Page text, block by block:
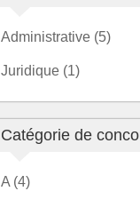
Administrative (5)
Juridique (1)
Catégorie de
A (4)